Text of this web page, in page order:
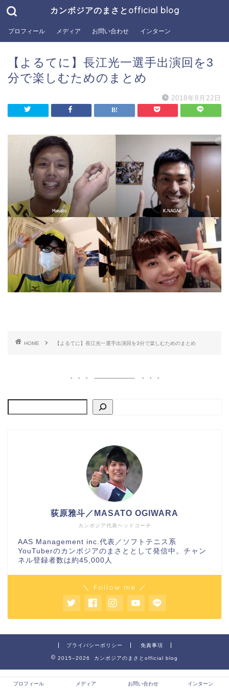
カンボジアのまさとofficial blog
プロフィール メディア お問い合わせ インターン
【よるてに】長江光一選手出演回を3
分で楽しむためのまとめ
2018年8月22日
HOME 【よるてに】長江光一選手出演回を3分で楽しむためのまとめ
カンボジア代表ヘッドコーチ
荻原雅斗／MASATO OGIWARA
AAS Management inc.代表／ソフトテニス系
YouTuberのカンボジアのまさととして発信中。チャン
ネル登録者数は約45,000人
＼ Follow me ／
プライバシーポリシー 免責事項
2015–2026 カンボジアのまさとofficial blog
プロフィール メディア お問い合わせ インターン